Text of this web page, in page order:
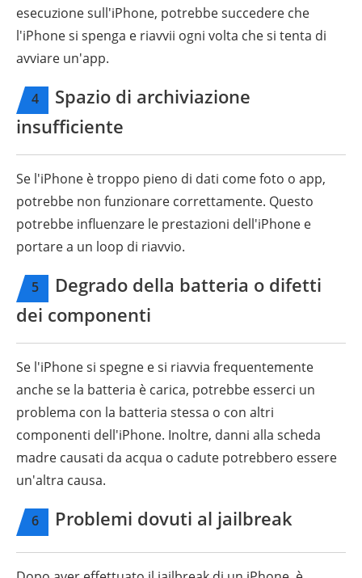
esecuzione sull'iPhone, potrebbe succedere che
l'iPhone si spenga e riavvii ogni volta che si tenta di
avviare un'app.
4
Spazio di archiviazione
insufficiente
Se l'iPhone è troppo pieno di dati come foto o app,
potrebbe non funzionare correttamente. Questo
potrebbe influenzare le prestazioni dell'iPhone e
portare a un loop di riavvio.
5
Degrado della batteria o difetti
dei componenti
Se l'iPhone si spegne e si riavvia frequentemente
anche se la batteria è carica, potrebbe esserci un
problema con la batteria stessa o con altri
componenti dell'iPhone. Inoltre, danni alla scheda
madre causati da acqua o cadute potrebbero essere
un'altra causa.
6 Problemi dovuti al jailbreak